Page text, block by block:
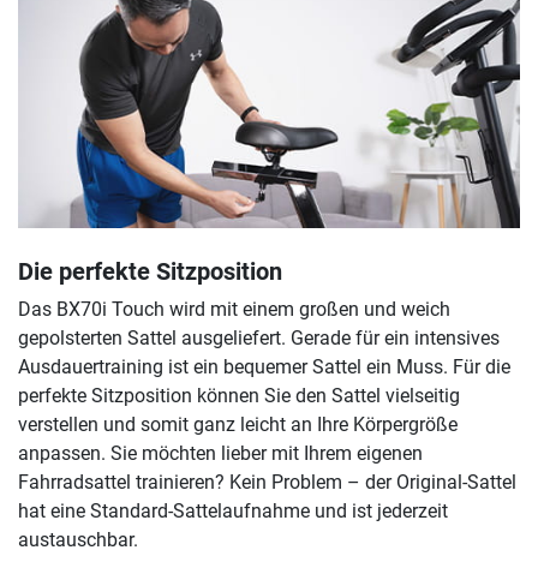
Die perfekte Sitzposition
Das BX70i Touch wird mit einem großen und weich
gepolsterten Sattel ausgeliefert. Gerade für ein intensives
Ausdauertraining ist ein bequemer Sattel ein Muss. Für die
perfekte Sitzposition können Sie den Sattel vielseitig
verstellen und somit ganz leicht an Ihre Körpergröße
anpassen. Sie möchten lieber mit Ihrem eigenen
Fahrradsattel trainieren? Kein Problem – der Original-Sattel
hat eine Standard-Sattelaufnahme und ist jederzeit
austauschbar.